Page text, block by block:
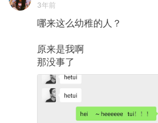
3年前
哪来这么幼稚的人？
原来是我啊
那没事了